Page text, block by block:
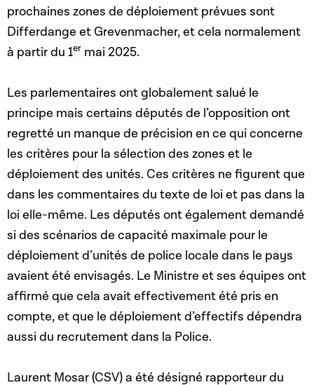
prochaines zones de déploiement prévues sont
Differdange et Grevenmacher, et cela normalement
à partir du 1er mai 2025.
Les parlementaires ont globalement salué le
principe mais certains députés de l’opposition ont
regretté un manque de précision en ce qui concerne
les critères pour la sélection des zones et le
déploiement des unités. Ces critères ne figurent que
dans les commentaires du texte de loi et pas dans la
loi elle-même. Les députés ont également demandé
si des scénarios de capacité maximale pour le
déploiement d’unités de police locale dans le pays
avaient été envisagés. Le Ministre et ses équipes ont
affirmé que cela avait effectivement été pris en
compte, et que le déploiement d’effectifs dépendra
aussi du recrutement dans la Police.
Laurent Mosar (CSV) a été désigné rapporteur du